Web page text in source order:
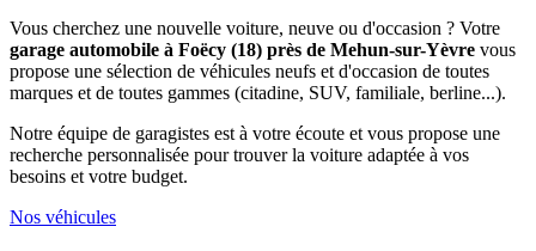
Vous cherchez une nouvelle voiture, neuve ou d'occasion ? Votre
garage automobile à Foëcy (18) près de Mehun-sur-Yèvre vous
propose une sélection de véhicules neufs et d'occasion de toutes
marques et de toutes gammes (citadine, SUV, familiale, berline...).
Notre équipe de garagistes est à votre écoute et vous propose une
recherche personnalisée pour trouver la voiture adaptée à vos
besoins et votre budget.
Nos véhicules